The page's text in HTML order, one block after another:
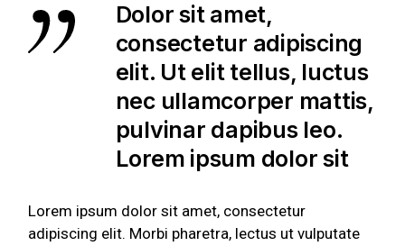
Dolor sit amet,
consectetur adipiscing
elit. Ut elit tellus, luctus
nec ullamcorper mattis,
pulvinar dapibus leo.
Lorem ipsum dolor sit
Lorem ipsum dolor sit amet, consectetur
adipiscing elit. Morbi pharetra, lectus ut vulputate